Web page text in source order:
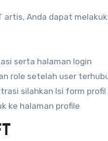
artis, Anda dapat
serta halaman login
role setelah user
silahkan Isi form profil
ke halaman profile